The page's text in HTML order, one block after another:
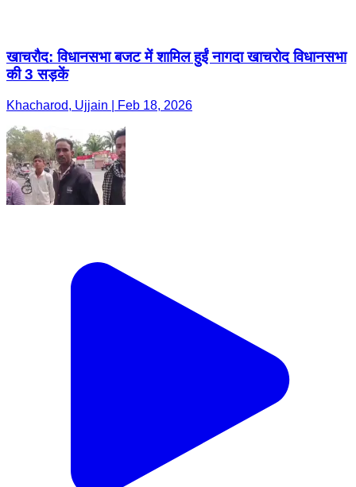
खाचरौद: विधानसभा बजट में शामिल हुईं नागदा खाचरोद विधानसभा
की 3 सड़कें
Khacharod, Ujjain | Feb 18, 2026